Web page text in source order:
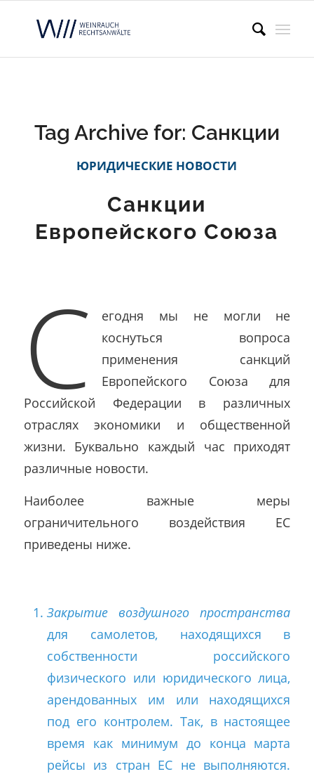
Tag Archive for: Санкции
ЮРИДИЧЕСКИЕ НОВОСТИ
Санкции
Европейского Союза
С
егодня мы не могли не
коснуться вопроса
применения санкций
Европейского Союза для
Российской Федерации в различных
отраслях экономики и общественной
жизни. Буквально каждый час приходят
различные новости.
Наиболее важные меры
ограничительного воздействия ЕС
приведены ниже.
Закрытие воздушного пространства
для самолетов, находящихся в
собственности российского
физического или юридического лица,
арендованных им или находящихся
под его контролем. Так, в настоящее
время как минимум до конца марта
рейсы из стран ЕС не выполняются.